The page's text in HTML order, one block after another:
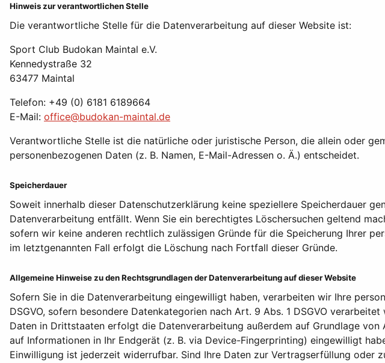
Hinweis zur verantwortlichen Stelle
Die verantwortliche Stelle für die Datenverarbeitung auf dieser Website ist:
Sport Club Budokan Maintal e.V.
Kennedystraße 32
63477 Maintal
Telefon: +49 (0) 6181 6189664
E-Mail: office@budokan-maintal.de
Verantwortliche Stelle ist die natürliche oder juristische Person, die allein oder
personenbezogenen Daten (z. B. Namen, E-Mail-Adressen o. Ä.) entscheidet.
Speicherdauer
Soweit innerhalb dieser Datenschutzerklärung keine speziellere Speicherdauer
Datenverarbeitung entfällt. Wenn Sie ein berechtigtes Löschersuchen geltend
sofern wir keine anderen rechtlich zulässigen Gründe für die Speicherung Ihrer
im letztgenannten Fall erfolgt die Löschung nach Fortfall dieser Gründe.
Allgemeine Hinweise zu den Rechtsgrundlagen der Datenverarbeitung auf dieser Website
Sofern Sie in die Datenverarbeitung eingewilligt haben, verarbeiten wir Ihre
DSGVO, sofern besondere Datenkategorien nach Art. 9 Abs. 1 DSGVO
Daten in Drittstaaten erfolgt die Datenverarbeitung außerdem auf Grundlage
auf Informationen in Ihr Endgerät (z. B. via Device-Fingerprinting) eingewilligt
Einwilligung ist jederzeit widerrufbar. Sind Ihre Daten zur Vertragserfüllung